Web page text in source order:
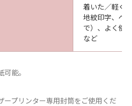
着いた／軽く
地紋印字、ペ
で）、よく使
など
能。
ープリンター専用封筒をご使用くだ